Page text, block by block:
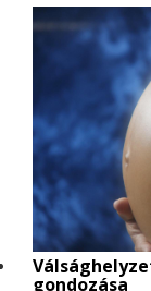
gondozása